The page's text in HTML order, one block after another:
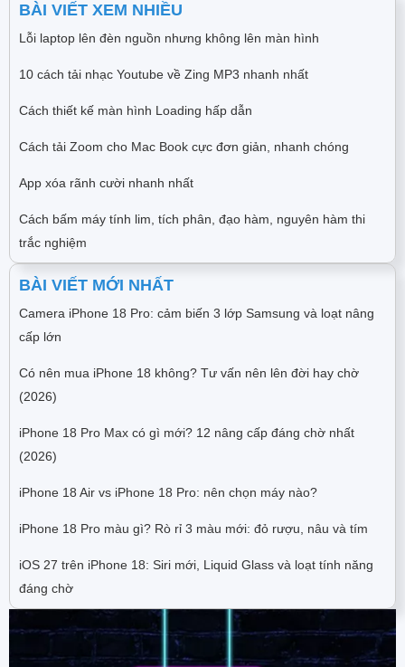
BÀI VIẾT XEM NHIỀU
Lỗi laptop lên đèn nguồn nhưng không lên màn hình
10 cách tải nhạc Youtube về Zing MP3 nhanh nhất
Cách thiết kế màn hình Loading hấp dẫn
Cách tải Zoom cho Mac Book cực đơn giản, nhanh chóng
App xóa rãnh cười nhanh nhất
Cách bấm máy tính lim, tích phân, đạo hàm, nguyên hàm thi
trắc nghiệm
BÀI VIẾT MỚI NHẤT
Camera iPhone 18 Pro: cảm biến 3 lớp Samsung và loạt nâng
cấp lớn
Có nên mua iPhone 18 không? Tư vấn nên lên đời hay chờ
(2026)
iPhone 18 Pro Max có gì mới? 12 nâng cấp đáng chờ nhất
(2026)
iPhone 18 Air vs iPhone 18 Pro: nên chọn máy nào?
iPhone 18 Pro màu gì? Rò rỉ 3 màu mới: đỏ rượu, nâu và tím
iOS 27 trên iPhone 18: Siri mới, Liquid Glass và loạt tính năng
đáng chờ